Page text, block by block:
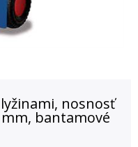
nosnosť
mm, bantamové